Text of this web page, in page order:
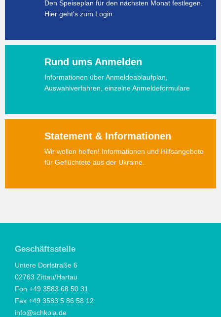
Den Speiseplan für den nächsten Monat festlegen.
Hier geht's zum Login.
Rund ums Anmelden
Informationen über Anmeldeablaufplan,
Auswahlverfahren, einzelne Anmeldeformulare
Statement & Informationen
Wir wollen helfen! Informationen und Hilfsangebote
für Geflüchtete aus der Ukraine.
Geschäftsstelle
Untere Dorfstraße 6
02763 Zittau/Hartau
Fon +49 3583 68 50 31
Fax +49 3583 5 86 58 12
info@schkola.de